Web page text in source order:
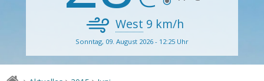
West 9 km/h
Sonntag, 09. August 2026 - 12:25 Uhr